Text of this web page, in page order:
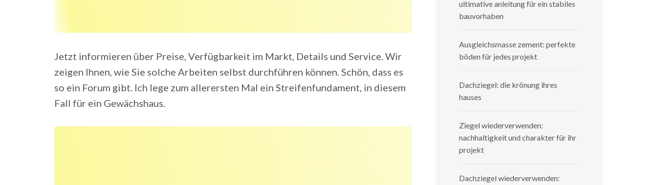
Jetzt informieren über Preise, Verfügbarkeit im Markt, Details und Service. Wir
zeigen Ihnen, wie Sie solche Arbeiten selbst durchführen können. Schön, dass es
so ein Forum gibt. Ich lege zum allerersten Mal ein Streifenfundament, in diesem
Fall für ein Gewächshaus.
ultimative anleitung für ein stabiles
bauvorhaben
Ausgleichsmasse zement: perfekte
böden für jedes projekt
Dachziegel: die krönung ihres
hauses
Ziegel wiederverwenden:
nachhaltigkeit und charakter für ihr
projekt
Dachziegel wiederverwenden: